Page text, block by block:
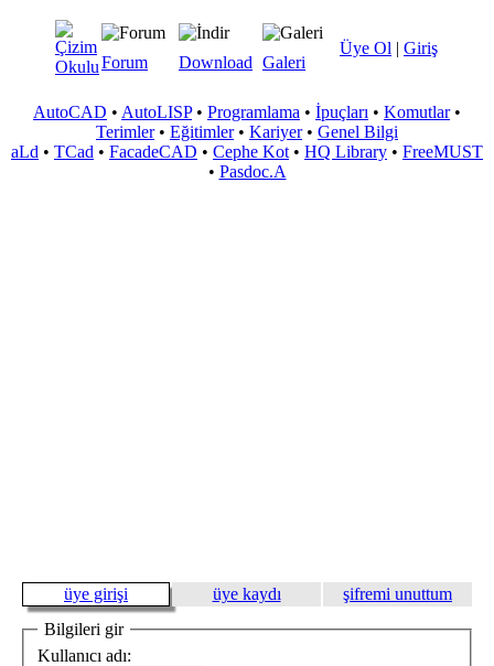
Üye Ol | Giriş
Forum Download Galeri
AutoCAD • AutoLISP• Programlama • İpuçları • Komutlar•
Terimler• Eğitimler• Kariyer• Genel Bilgi
aLd • TCad • FacadeCAD • Cephe Kot • HQ Library • FreeMUST
• Pasdoc.A
üye girişi üye kaydı
şifremi unuttum
Bilgileri gir
Kullanıcı adı: